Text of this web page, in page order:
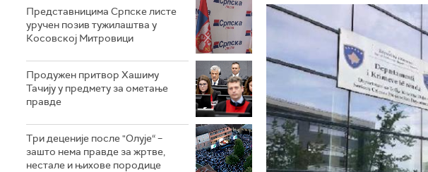
Представницима Српске листе
уручен позив тужилаштва у
Косовској Митровици
Продужен притвор Хашиму
Тачију у предмету за ометање
правде
Три деценије после "Олује“ –
зашто нема правде за жртве,
нестале и њихове породице